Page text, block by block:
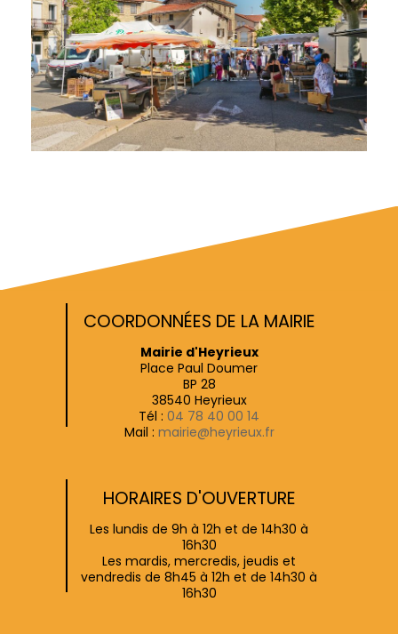
COORDONNÉES DE LA MAIRIE
Mairie d'Heyrieux
Place Paul Doumer
BP 28
38540 Heyrieux
Tél : 04 78 40 00 14
Mail : mairie@heyrieux.fr
HORAIRES D'OUVERTURE
Les lundis de 9h à 12h et de 14h30 à
16h30
Les mardis, mercredis, jeudis et
vendredis de 8h45 à 12h et de 14h30 à
16h30